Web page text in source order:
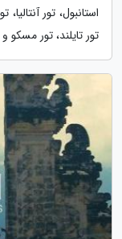
استانبول، تور
تور تایلند، تور مسکو